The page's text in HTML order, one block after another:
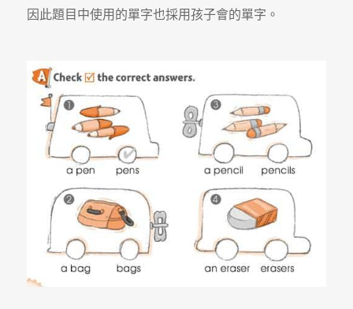
因此題目中使用的單字也採用孩子會的單字。